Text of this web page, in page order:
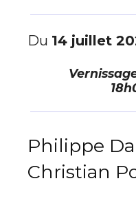
Du 14 juillet
Philippe
Christian